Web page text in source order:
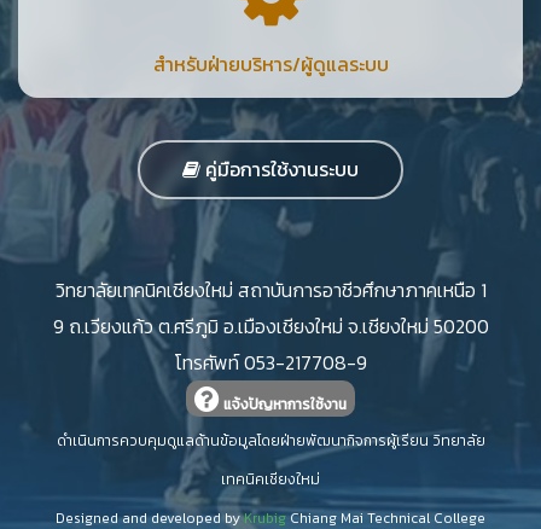
สำหรับฝ่ายบริหาร/ผู้ดูแลระบบ
คู่มือการใช้งานระบบ
วิทยาลัยเทคนิคเชียงใหม่ สถาบันการอาชีวศึกษาภาคเหนือ 1
9 ถ.เวียงแก้ว ต.ศรีภูมิ อ.เมืองเชียงใหม่ จ.เชียงใหม่ 50200
โทรศัพท์ 053-217708-9
แจ้งปัญหาการใช้งาน
ดำเนินการควบคุมดูแลด้านข้อมูลโดยฝ่ายพัฒนากิจการผู้เรียน วิทยาลัย
เทคนิคเชียงใหม่
Designed and developed byKrubigChiang Mai Technical College